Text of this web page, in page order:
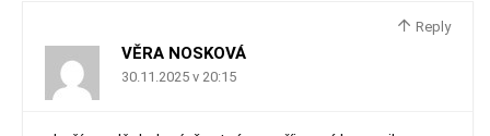
Reply
VĚRA NOSKOVÁ
30.11.2025 v 20:15